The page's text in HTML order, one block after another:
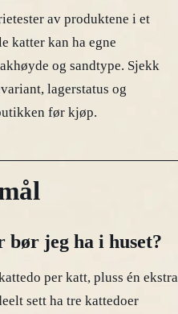
av produktene i et
katter kan ha egne
og sandtype. Sjekk
lagerstatus og
før kjøp.
bør jeg ha i huset?
per katt, pluss én ekstra
sett ha tre kattedoer